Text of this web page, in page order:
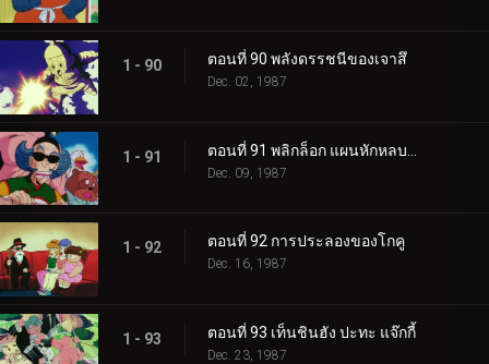
1 - 90 ตอนที่ 90 พลังดรรชนีของเจาสึ
Dec. 02, 1987
1 - 91
Dec. 09, 1987
1 - 92 ตอนที่ 92 การประลองของโกคู
Dec. 16, 1987
1 - 93 ตอนที่ 93 เท็นชินฮัง ปะทะ แจ๊กกี้
Dec. 23, 1987